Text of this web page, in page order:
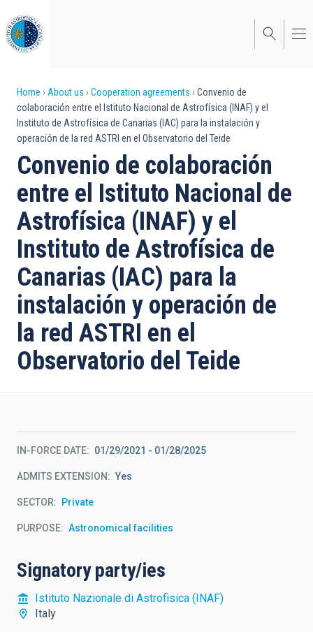
to
main
content
Breadcrumb
Home About us Cooperation agreements
Convenio de
colaboración entre el Istituto Nacional de Astrofísica (INAF) y el
Instituto de Astrofísica de Canarias (IAC) para la instalación y
operación de la red ASTRI en el Observatorio del Teide
Convenio de colaboración
entre el Istituto Nacional de
Astrofísica (INAF) y el
Instituto de Astrofísica de
Canarias (IAC) para la
instalación y operación de
la red ASTRI en el
Observatorio del Teide
IN-FORCE DATE 01/29/2021 - 01/28/2025
ADMITS EXTENSION Yes
SECTOR Private
PURPOSE Astronomical facilities
Signatory party/ies
Istituto Nazionale di Astrofisica (INAF)
Italy